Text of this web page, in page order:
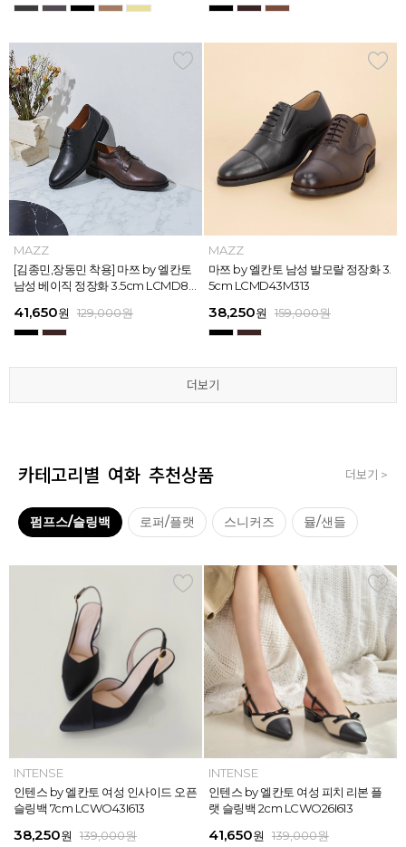
MAZZ
마쯔 by 엘칸토 남성 스트라이프 웨빙
포인트 스니커즈 3cm LCMS68M31
67,150원 179,000원
MAZZ
마쯔 by 엘칸토 남성 플레인 볼륨 컵
솔 스니커즈 3cm LCMS62M613
62,900원 179,000원
더보기
MAZZ
[김종민,장동민 착용] 마쯔 by 엘칸토
남성 베이직 정장화 3.5cm LCMD80
41,650원 129,000원
MAZZ
마쯔 by 엘칸토 남성 발모랄 정장화 3.
5cm LCMD43M313
38,250원 159,000원
더보기
MAZZ
마쯔 by 엘칸토 남성 오버랩 로퍼 2c
m LCMC92I126
38,250원 129,000원
MAZZ
마쯔 by 엘칸토 남성 스트랩 로퍼 2c
m LCMC91M313
39,200원 159,000원
더보기
MAZZ
마쯔 by 엘칸토 남성 포인트 컴포트화
4cm LCMD11M111
41,650원 129,000원
MAZZ
마쯔 by 엘칸토 남성 캐주얼 컴포트화
4cm LCMD13M111
41,650원 129,000원
더보기
MAZZ
마쯔 by 엘칸토 남성 스트라이프 웨빙
포인트 스니커즈 3cm LCMS68M31
67,150원 179,000원
MAZZ
마쯔 by 엘칸토 남성 플레인 볼륨 컵
솔 스니커즈 3cm LCMS62M613
62,900원 179,000원
더보기
MAZZ
[김종민,장동민 착용] 마쯔 by 엘칸토
남성 베이직 정장화 3.5cm LCMD80
41,650원 129,000원
MAZZ
마쯔 by 엘칸토 남성 발모랄 정장화 3.
5cm LCMD43M313
38,250원 159,000원
더보기
카테고리별 여화 추천상품 더보기 >
펌프스/슬링백 로퍼/플랫 스니커즈 뮬/샌들
INTENSE
인텐스 by 엘칸토 여성 위빙 스트랩
플랫 샌들 2.5cm LCWW05I626
45,900원 159,000원
MAZZ
마쯔 by 엘칸토 여성 와이드 위빙 크
로스 컴포트 뮬 3.5cm LCWW62M6
45,900원 159,000원
INTENSE
인텐스 by 엘칸토 여성 인사이드 오픈
슬링백 7cm LCWO43I613
38,250원 139,000원
INTENSE
인텐스 by 엘칸토 여성 피치 리본 플
랫 슬링백 2cm LCWO26I613
41,650원 139,000원
MAZZ
마쯔 by 엘칸토 여성 미니버클 캐주얼
로퍼 2.5cm LCWC02M613
28,720원 159,000원
INTENSE
인텐스 by 엘칸토 여성 피치 리본 더
블 스트랩 메리제인 2cm LCWD97I6
45,900원 159,000원
MAZZ
마쯔 by 엘칸토 여성 슈레이스 포인트
고프코어 스니커즈 3cm LCWS03M
31,920원 169,000원
MAZZ
마쯔 by 엘칸토 여성 별자수 어글리
스니커즈 3.5cm LCWS04M613
39,900원 169,000원
INTENSE
인텐스 by 엘칸토 여성 위빙 스트랩
플랫 샌들 2.5cm LCWW05I626
45,900원 159,000원
MAZZ
마쯔 by 엘칸토 여성 와이드 위빙 크
로스 컴포트 뮬 3.5cm LCWW62M6
45,900원 159,000원
INTENSE
인텐스 by 엘칸토 여성 인사이드 오픈
슬링백 7cm LCWO43I613
38,250원 139,000원
INTENSE
인텐스 by 엘칸토 여성 피치 리본 플
랫 슬링백 2cm LCWO26I613
41,650원 139,000원